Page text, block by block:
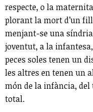
respecte, o la
plorant la mort d’un
menjant-se una
joventut, a la
peces soles tenen un
les altres en tenen un
món de la infància,
total.